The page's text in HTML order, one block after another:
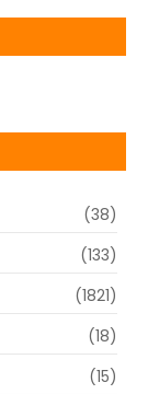
(38)
(133)
(1821)
(18)
(15)